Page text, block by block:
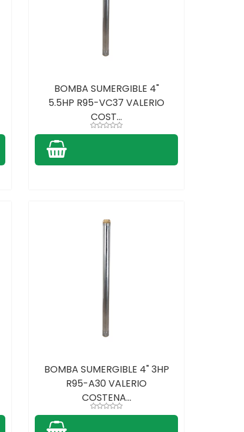
BOMBA SUMERGIBLE 4"
5.5HP R95-VC37 VALERIO
COST...
BOMBA SUMERGIBLE 4" 3HP
R95-A30 VALERIO
COSTENA...